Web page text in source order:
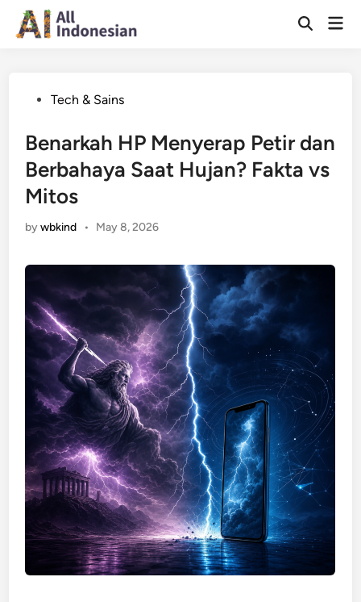
Skip
Open
PostedTech & Sains
Benarkah HP Menyerap Petir dan
Berbahaya Saat Hujan? Fakta vs
Mitos
bywbkind • May 8, 2026